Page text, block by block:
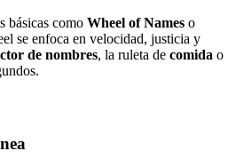
básicas como Wheel of Names o
se enfoca en velocidad, justicia y
de nombres, la ruleta de comida o